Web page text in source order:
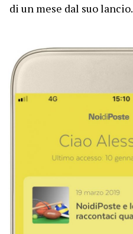
di un mese dal suo lancio.